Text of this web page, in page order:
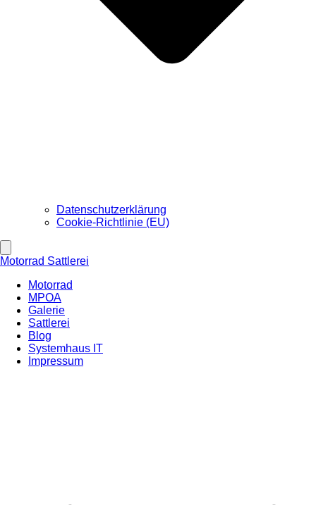
Datenschutzerklärung
Cookie-Richtlinie (EU)
Motorrad Sattlerei
Motorrad
MPOA
Galerie
Sattlerei
Blog
Systemhaus IT
Impressum